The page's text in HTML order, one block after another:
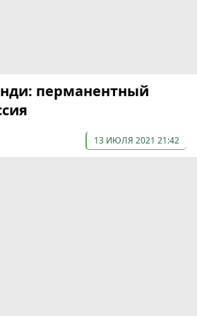
перманентный
13 ИЮЛЯ 2021 21:42